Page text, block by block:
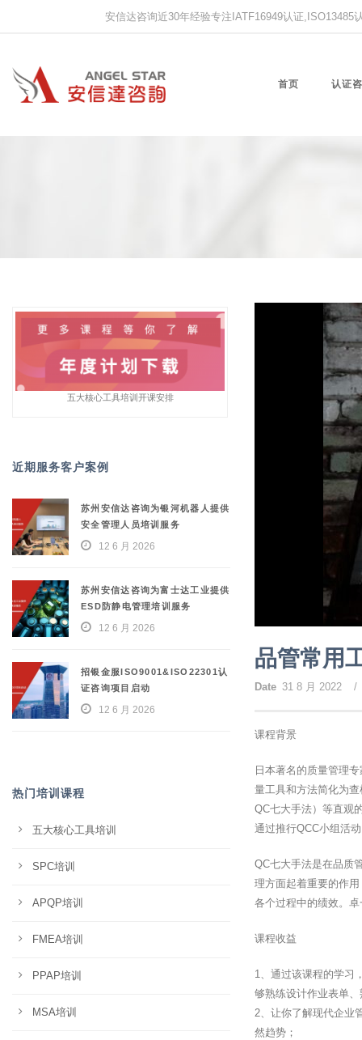
安信达咨询近30年经验专注IATF16949认证
首页 认证
品管常用
Date 31 8 月 2022 /
课程背景
日本著名的质量管理
量工具和方法简化为
QC七大手法）等直观
通过推行QCC小组活
QC七大手法是在品质
理方面起着重要的作
各个过程中的绩效。
课程收益
1、通过该课程的学习
够熟练设计作业表单
2、让你了解现代企业
然趋势；
五大核心工具培训开课安排
近期服务客户案例
苏州安信达咨询为银河机器人提供
安全管理人员培训服务
12 6 月 2026
苏州安信达咨询为富士达工业提供
ESD防静电管理培训服务
12 6 月 2026
招银金服ISO9001&ISO22301认
证咨询项目启动
12 6 月 2026
热门培训课程
五大核心工具培训
SPC培训
APQP培训
FMEA培训
PPAP培训
MSA培训